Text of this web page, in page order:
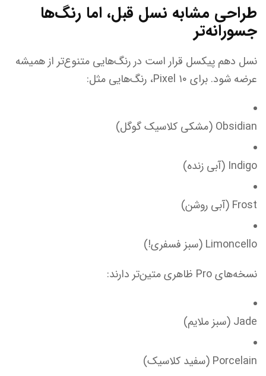
طراحی مشابه نسل قبل، اما رنگ‌ها
جسورانه‌تر
نسل دهم پیکسل قرار است در رنگ‌هایی متنوع‌تر از همیشه
عرضه شود. برای Pixel ۱۰، رنگ‌هایی مثل:
Obsidian (مشکی کلاسیک گوگل)
Indigo (آبی زنده)
Frost (آبی روشن)
Limoncello (سبز فسفری!)
نسخه‌های Pro ظاهری متین‌تر دارند:
Jade (سبز ملایم)
Porcelain (سفید کلاسیک)